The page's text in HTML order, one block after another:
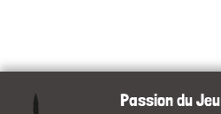
Passion du Jeu